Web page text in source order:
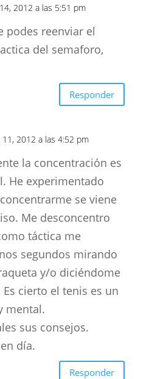
2012 a las 5:51 pm
podes reenviar el
del semaforo,
Responder
2012 a las 4:52 pm
la concentración es
He experimentado
se viene
Me desconcentro
táctica me
segundos mirando
y/o diciéndome
cierto el tenis es un
mental.
sus consejos.
día.
Responder